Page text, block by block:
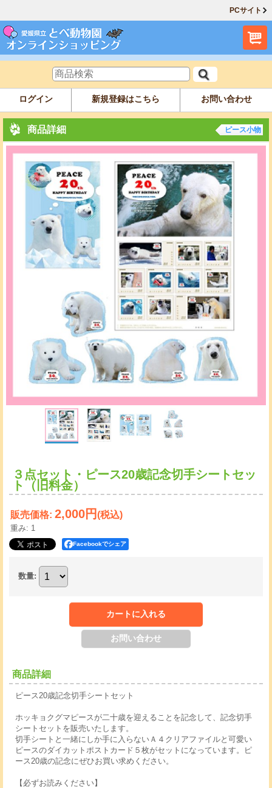
PCサイト
ログイン 新規登録はこちら お問い合わせ
商品詳細 ピース小物
３点セット・ピース20歳記念切手シートセッ
ト（旧料金）
販売価格: 2,000円(税込)
重み: 1
Facebookでシェア
数量:
商品詳細
ピース20歳記念切手シートセット
ホッキョクグマピースが二十歳を迎えることを記念して、記念切手
シートセットを販売いたします。
切手シートと一緒にしか手に入らないＡ４クリアファイルと可愛い
ピースのダイカットポストカード５枚がセットになっています。ピ
ース20歳の記念にぜひお買い求めください。
【必ずお読みください】